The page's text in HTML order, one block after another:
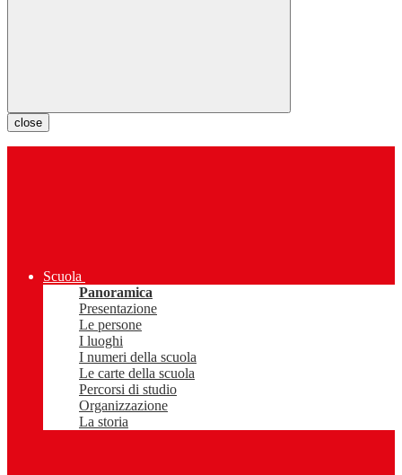
close
Scuola
Panoramica
Presentazione
Le persone
I luoghi
I numeri della scuola
Le carte della scuola
Percorsi di studio
Organizzazione
La storia